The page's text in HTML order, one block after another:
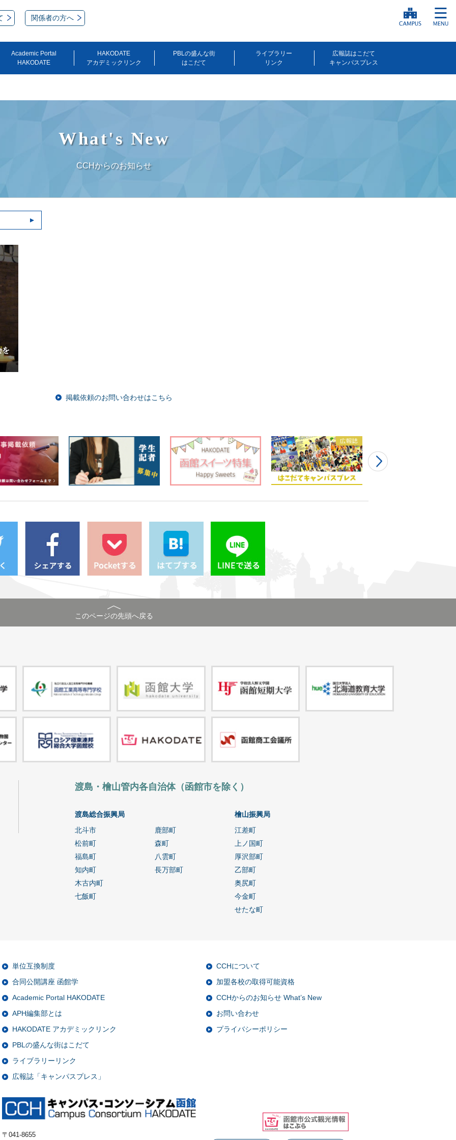
関係者の方へ
Academic Portal
HAKODATE
HAKODATE
アカデミックリンク
PBLの盛んな街
はこだて
ライブラリー
リンク
広報誌はこだて
キャンパスプレス
What's New
CCHからのお知らせ
を
掲載依頼のお問い合わせはこちら
このページの先頭へ戻る
渡島・檜山管内各自治体（函館市を除く）
渡島総合振興局
北斗市
松前町
福島町
知内町
木古内町
七飯町
鹿部町
森町
八雲町
長万部町
檜山振興局
江差町
上ノ国町
厚沢部町
乙部町
奥尻町
今金町
せたな町
単位互換制度
合同公開講座 函館学
Academic Portal HAKODATE
APH編集部とは
HAKODATE アカデミックリンク
PBLの盛んな街はこだて
ライブラリーリンク
広報誌「キャンパスプレス」
CCHについて
加盟各校の取得可能資格
CCHからのお知らせ What’s New
お問い合わせ
プライバシーポリシー
〒041-8655